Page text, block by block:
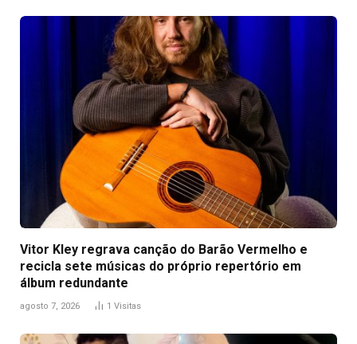
Vitor Kley regrava canção do Barão Vermelho e
recicla sete músicas do próprio repertório em
álbum redundante
agosto 7, 2026 1 Visitas